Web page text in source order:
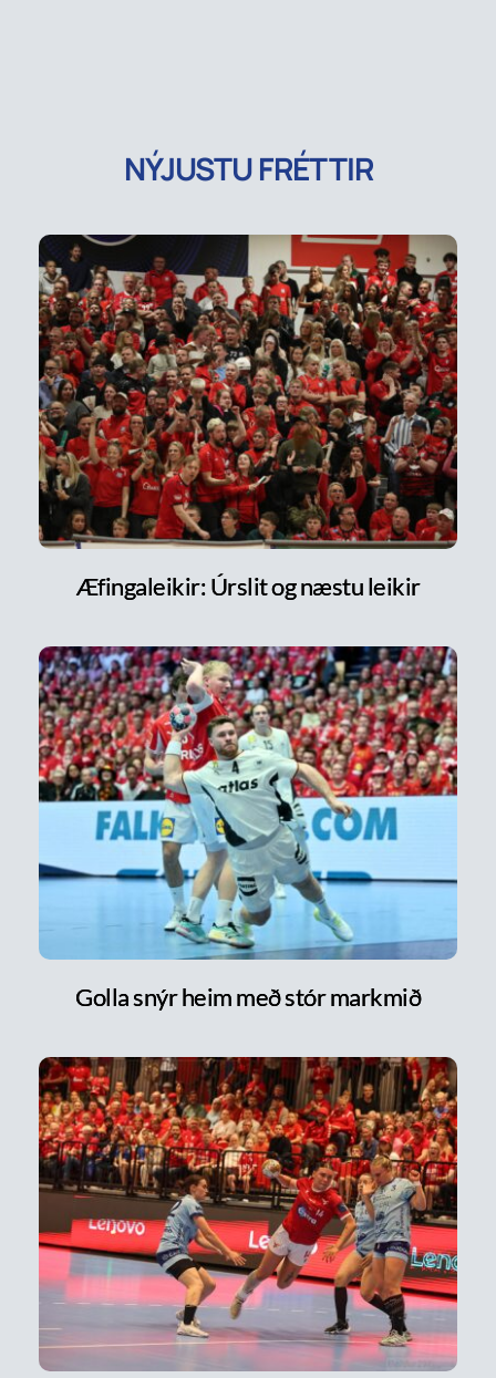
NÝJUSTU FRÉTTIR
Æfingaleikir: Úrslit og næstu leikir
Golla snýr heim með stór markmið